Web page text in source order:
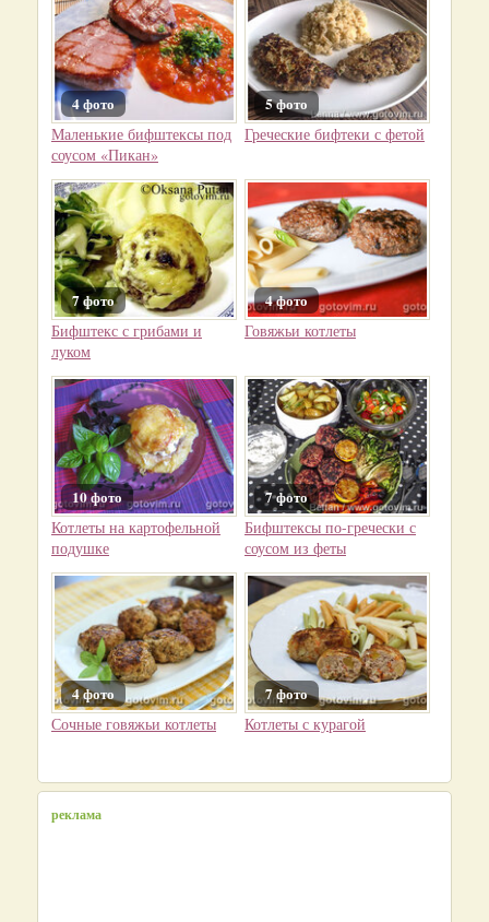
4 фото
Маленькие бифштексы под
соусом «Пикан»
5 фото
Греческие бифтеки с фетой
7 фото
Бифштекс с грибами и
луком
4 фото
Говяжьи котлеты
10 фото
Котлеты на картофельной
подушке
7 фото
Бифштексы по-гречески с
соусом из феты
4 фото
Сочные говяжьи котлеты
7 фото
Котлеты с курагой
реклама